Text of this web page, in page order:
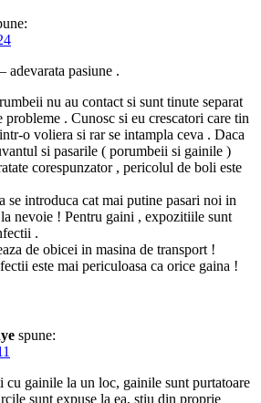
adevarata pasiune .
nu au contact si sunt tinute separat
probleme . Cunosc si eu crescatori care tin
o voliera si rar se intampla ceva . Daca
si pasarile ( porumbeii si gainile )
corespunzator , pericolul de boli este
se introduca cat mai putine pasari noi in
nevoie ! Pentru gaini , expozitiile sunt
.
de obicei in masina de transport !
este mai periculoasa ca orice gaina !
spune:
cu gainile la un loc, gainile sunt purtatoare
sunt expuse la ea, stiu din proprie